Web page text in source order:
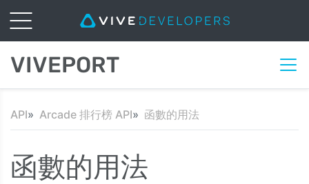
VIVEPORT
API Arcade 排行榜 API 函數的用法
函數的用法